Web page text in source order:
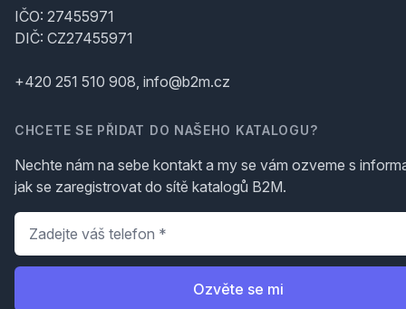
IČO: 27455971
DIČ: CZ27455971
+420 251 510 908, info@b2m.cz
CHCETE SE PŘIDAT DO NAŠEHO KATALOGU?
Nechte nám na sebe kontakt a my se vám ozveme s
jak se zaregistrovat do sítě katalogů B2M.
Telefon
Ozvěte se mi